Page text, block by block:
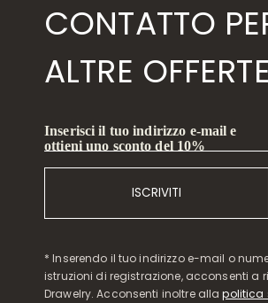
CONTATTO
ALTRE
Inserisci il tuo indirizzo e-mail e
ottieni uno sconto del 10%
ISCRIVITI
* Inserendo il tuo indirizzo e-mail o
istruzioni di registrazione, acconsenti
Drawelry. Acconsenti inoltre allapolitica